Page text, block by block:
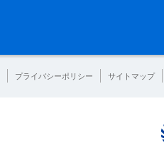
プライバシーポリシー サイトマップ